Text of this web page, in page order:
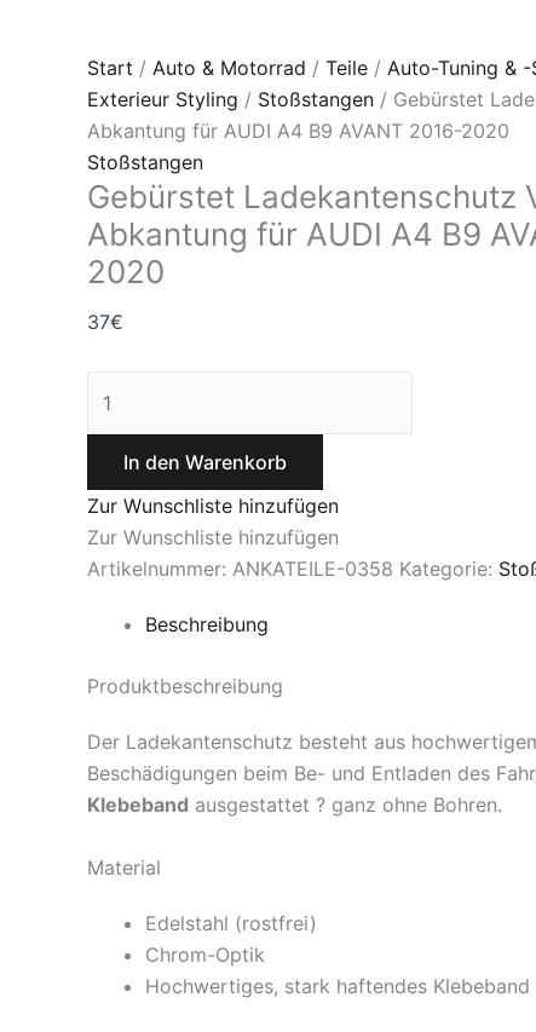
Start / Auto & Motorrad / Teile / Auto-Tuning &
Exterieur Styling / Stoßstangen / Gebürstet
Abkantung für AUDI A4 B9 AVANT 2016-2020
Stoßstangen
Gebürstet Ladekantenschutz
Abkantung für AUDI A4 B9
2020
37€
In den Warenkorb
Zur Wunschliste hinzufügen
Zur Wunschliste hinzufügen
Artikelnummer: ANKATEILE-0358 Kategorie:
Beschreibung
Produktbeschreibung
Der Ladekantenschutz besteht aus
Beschädigungen beim Be- und Entladen des
Klebeband ausgestattet ? ganz ohne Bohren.
Material
Edelstahl (rostfrei)
Chrom-Optik
Hochwertiges, stark haftendes